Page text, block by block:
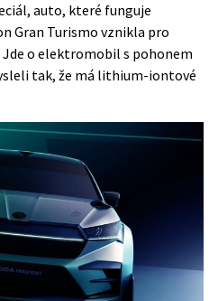
auto, které funguje
Gran Turismo vznikla pro
o elektromobil s pohonem
tak, že má lithium-iontové